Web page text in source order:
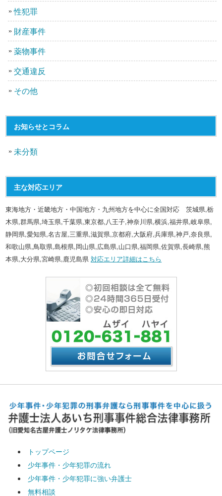
性犯罪
財産事件
薬物事件
交通違反
その他
お知らせとコラム
未分類
主な対応エリア
東海地方・近畿地方・中国地方・九州地方を中心に全国対応 茨城県,栃
木県,群馬県,埼玉県,千葉県,東京都,八王子,神奈川県,横浜,福井県,岐阜県,
静岡県,愛知県,名古屋,三重県,滋賀県,京都府,大阪府,兵庫県,神戸,奈良県,
和歌山県,鳥取県,島根県,岡山県,広島県,山口県,福岡県,佐賀県,長崎県,熊
本県,大分県,宮崎県,鹿児島県対応エリア詳細はこちら
トップページ
少年事件・少年犯罪の流れ
少年事件・少年犯罪に強い弁護士
無料相談